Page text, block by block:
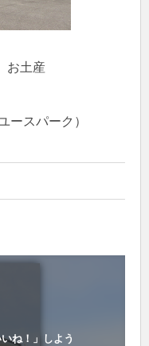
お土産
ースパーク）
ね！」しよう